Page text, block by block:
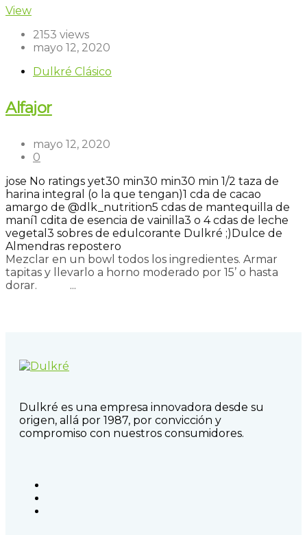
View
2153 views
mayo 12, 2020
Dulkré Clásico
Alfajor
mayo 12, 2020
0
jose No ratings yet30 min30 min30 min 1/2 taza de
harina integral (o la que tengan)1 cda de cacao
amargo de @dlk_nutrition5 cdas de mantequilla de
maní1 cdita de esencia de vainilla3 o 4 cdas de leche
vegetal 3 sobres de edulcorante Dulkré ;)Dulce de
Almendras repostero
Mezclar en un bowl todos los ingredientes. Armar
tapitas y llevarlo a horno moderado por 15’ o hasta
dorar.⠀⠀⠀⠀...
Dulkré es una empresa innovadora desde su
origen, allá por 1987, por convicción y
compromiso con nuestros consumidores.